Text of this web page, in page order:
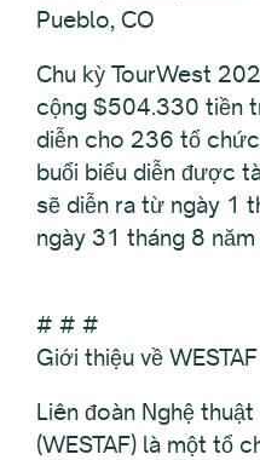
Pueblo, CO
Chu kỳ TourWest
cộng $504.330 tiền
diễn cho 236 tổ
buổi biểu diễn được
sẽ diễn ra từ ngày 1
ngày 31 tháng 8
# # #
Giới thiệu về WESTAF
Liên đoàn Nghệ
(WESTAF) là một tổ